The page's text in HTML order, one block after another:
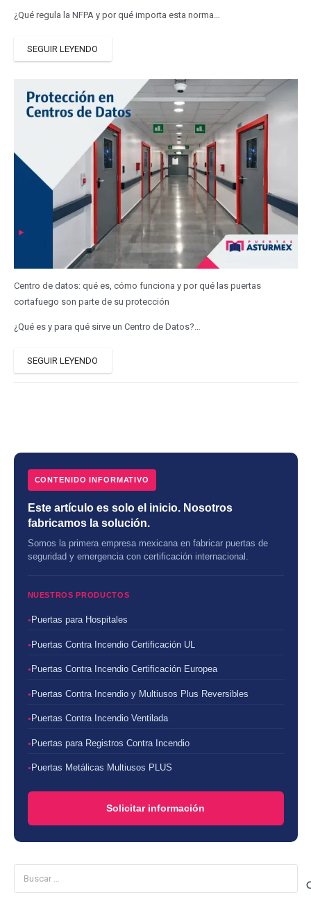
¿Qué regula la NFPA y por qué importa esta norma…
SEGUIR LEYENDO
Centro de datos: qué es, cómo funciona y por qué las puertas
cortafuego son parte de su protección
¿Qué es y para qué sirve un Centro de Datos?…
SEGUIR LEYENDO
CONTENIDO INFORMATIVO
Este artículo es solo el inicio. Nosotros
fabricamos la solución.
Somos la primera empresa mexicana en fabricar puertas de
seguridad y emergencia con certificación internacional.
NUESTROS PRODUCTOS
Puertas para Hospitales
Puertas Contra Incendio Certificación UL
Puertas Contra Incendio Certificación Europea
Puertas Contra Incendio y Multiusos Plus Reversibles
Puertas Contra Incendio Ventilada
Puertas para Registros Contra Incendio
Puertas Metálicas Multiusos PLUS
Solicitar información